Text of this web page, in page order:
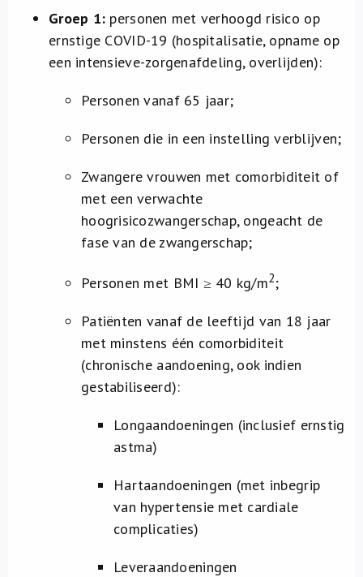
Groep 1: personen met verhoogd risico op
ernstige COVID-19 (hospitalisatie, opname op
een intensieve-zorgenafdeling, overlijden):
Personen vanaf 65 jaar;
Personen die in een instelling verblijven;
Zwangere vrouwen met comorbiditeit of
met een verwachte
hoogrisicozwangerschap, ongeacht de
fase van de zwangerschap;
Personen met BMI ≥ 40 kg/m2;
Patiënten vanaf de leeftijd van 18 jaar
met minstens één comorbiditeit
(chronische aandoening, ook indien
gestabiliseerd):
Longaandoeningen (inclusief ernstig
astma)
Hartaandoeningen (met inbegrip
van hypertensie met cardiale
complicaties)
Leveraandoeningen